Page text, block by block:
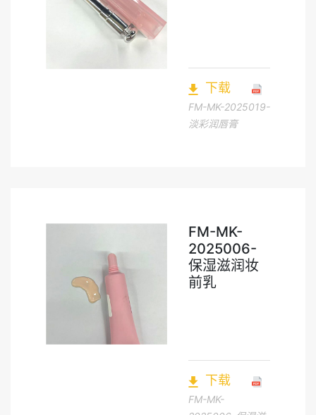
下载
FM-MK-2025019-
淡彩润唇膏
FM-MK-
2025006-
保湿滋润妆
前乳
下载
FM-MK-